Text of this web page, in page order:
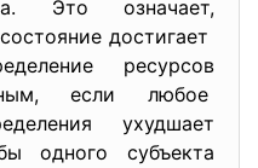
Это означает,
достигает
ресурсов
если любое
ухудшает
одного субъекта